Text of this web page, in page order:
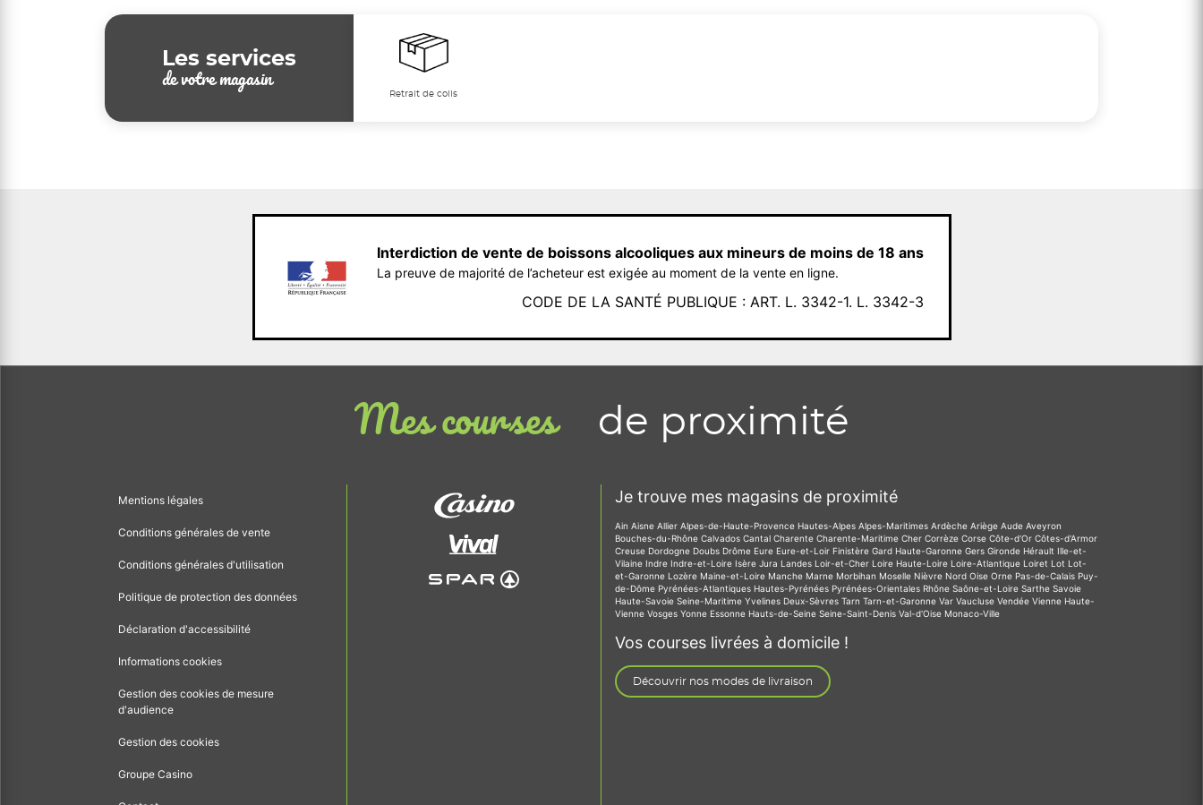
Les services
de votre magasin
Retrait de colis
Interdiction de vente de boissons alcooliques aux mineurs de moins de 18 ans
La preuve de majorité de l’acheteur est exigée au moment de la vente en ligne.
CODE DE LA SANTÉ PUBLIQUE : ART. L. 3342-1. L. 3342-3
Mes courses de proximité
Mentions légales
Conditions générales de vente
Conditions générales d'utilisation
Politique de protection des données
Déclaration d'accessibilité
Informations cookies
Gestion des cookies de mesure
d'audience
Gestion des cookies
Groupe Casino
Je trouve mes magasins de proximité
Ain Aisne Allier Alpes-de-Haute-Provence Hautes-Alpes Alpes-Maritimes Ardèche Ariège Aude Aveyron
Bouches-du-Rhône Calvados Cantal Charente Charente-Maritime Cher Corrèze Corse Côte-d'Or Côtes-d'Armor
Creuse Dordogne Doubs Drôme Eure Eure-et-Loir Finistère Gard Haute-Garonne Gers Gironde Hérault Ille-et-
Vilaine Indre Indre-et-Loire Isère Jura Landes Loir-et-Cher Loire Haute-Loire Loire-Atlantique Loiret Lot Lot-
et-Garonne Lozère Maine-et-Loire Manche Marne Morbihan Moselle Nièvre Nord Oise Orne Pas-de-Calais Puy-
de-Dôme Pyrénées-Atlantiques Hautes-Pyrénées Pyrénées-Orientales Rhône Saône-et-Loire Sarthe Savoie
Haute-Savoie Seine-Maritime Yvelines Deux-Sèvres Tarn Tarn-et-Garonne Var Vaucluse Vendée Vienne Haute-
Vienne Vosges Yonne Essonne Hauts-de-Seine Seine-Saint-Denis Val-d'Oise Monaco-Ville
Vos courses livrées à domicile !
Découvrir nos modes de livraison